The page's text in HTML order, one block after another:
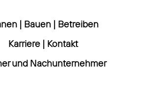
| Bauen| Betreiben
Karriere | Kontakt
und Nachunternehmer